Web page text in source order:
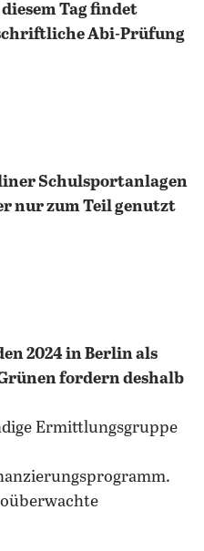
Tag findet
Abi-Prüfung
Schulsportanlagen
nur zum Teil genutzt
2024 in Berlin als
fordern deshalb
Ermittlungsgruppe